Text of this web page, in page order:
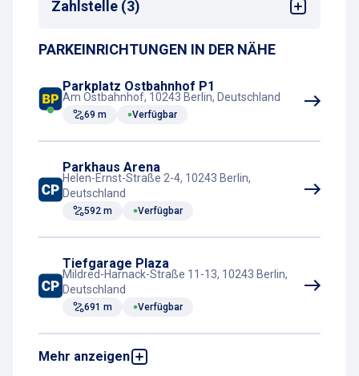
Zahlstelle (3)
Online-Payment (Webseite)
Zahlungsterminal
PARKEINRICHTUNGEN IN DER NÄHE
Parkplatz Ostbahnhof P1
Am Ostbahnhof, 10243 Berlin, Deutschland
69 m Verfügbar
Parkhaus Arena
Helen-Ernst-Straße 2-4, 10243 Berlin,
Deutschland
592 m Verfügbar
Tiefgarage Plaza
Mildred-Harnack-Straße 11-13, 10243 Berlin,
Deutschland
691 m Verfügbar
Mehr anzeigen
Parkhaus Forum Landsberger Allee